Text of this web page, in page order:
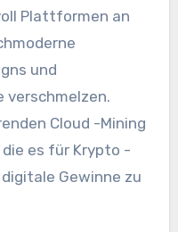
Plattformen an
und
Cloud -Mining
es für Krypto -
Gewinne zu